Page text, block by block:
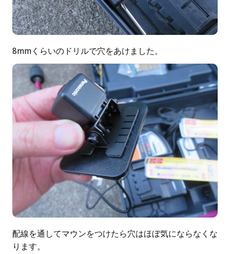
8mmくらいのドリルで穴をあけました。
配線を通してマウンをつけたら穴はほぼ気にならなくな
ります。